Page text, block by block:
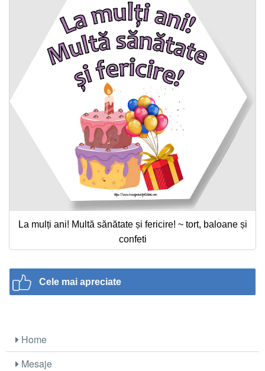
La mulți ani! Multă sănătate și fericire! ~ tort, baloane și
confeti
Cele mai apreciate
Home
Mesaje